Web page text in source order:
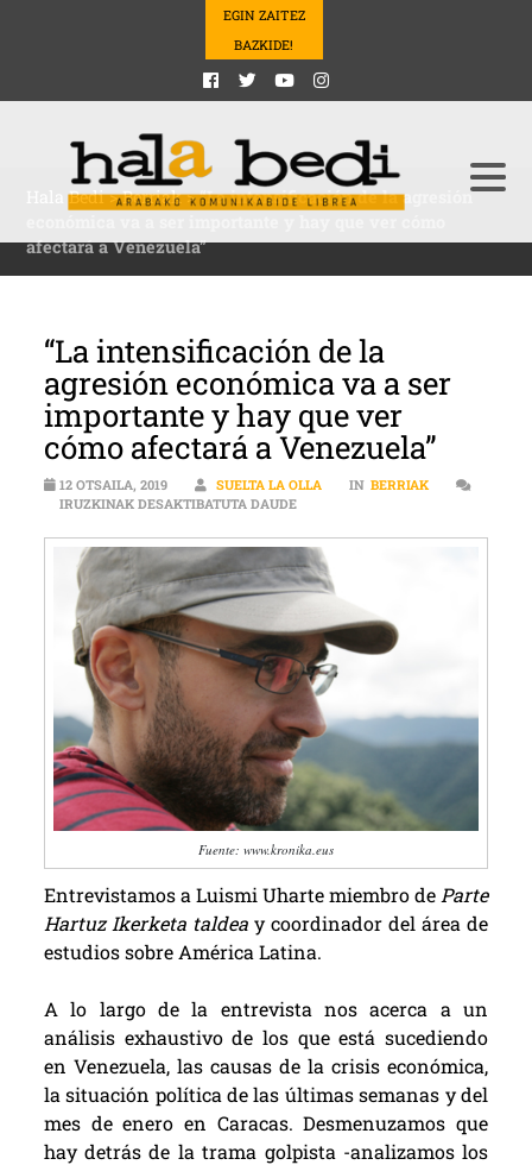
EGIN ZAITEZ
BAZKIDE!
Hala Bedi>Berriak>“La intensificación de la agresión
afectará a Venezuela”
“La intensificación de la
agresión económica va a ser
importante y hay que ver
cómo afectará a Venezuela”
12 OTSAILA, 2019 SUELTA LA OLLA IN BERRIAK
IRUZKINAK DESAKTIBATUTA DAUDE“LA INTENSIFICACIÓN DE LA
Fuente: www.kronika.eus
Entrevistamos a Luismi Uharte miembro de Parte
Hartuz Ikerketa taldea y coordinador del área de
estudios sobre América Latina.
A lo largo de la entrevista nos acerca a un
análisis exhaustivo de los que está sucediendo
en Venezuela, las causas de la crisis económica,
la situación política de las últimas semanas y del
mes de enero en Caracas. Desmenuzamos que
hay detrás de la trama golpista -analizamoslos